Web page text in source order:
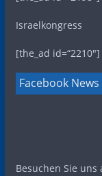
Israelkongress
[the_ad id=“2210″]
Facebook News
Besuchen Sie uns